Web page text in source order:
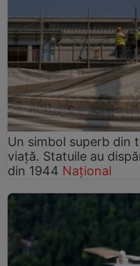
Un simbol superb din
viață. Statuile au
din 1944 Național